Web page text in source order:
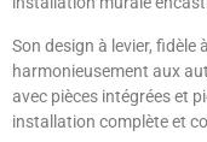
Son design à levier, fidèle
harmonieusement aux
avec pièces intégrées et
installation complète et